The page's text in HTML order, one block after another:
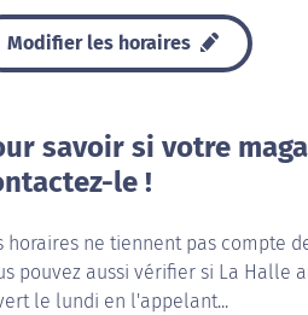
Modifier les horaires
savoir si votre
le !
horaires ne tiennent pas compte
pouvez aussi vérifier si La Halle
le lundi en l'appelant...